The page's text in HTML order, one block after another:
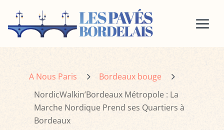
A Nous Paris 5 Bordeaux bouge 5
NordicWalkin’Bordeaux Métropole : La
Marche Nordique Prend ses Quartiers à
Bordeaux